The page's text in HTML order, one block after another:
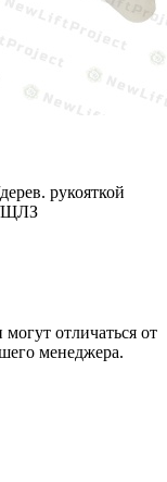
рукояткой
ЩЛЗ
отличаться от
менеджера.